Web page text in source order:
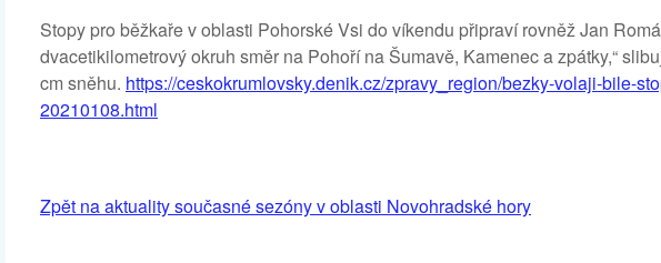
Stopy pro běžkaře v oblasti Pohorské Vsi do víkendu připraví rovněž Jan
dvacetikilometrový okruh směr na Pohoří na Šumavě, Kamenec a zpátky,“
cm sněhu. https://ceskokrumlovsky.denik.cz/zpravy_region/bezky-volaji-bile-
20210108.html
Zpět na aktuality současné sezóny v oblasti Novohradské hory